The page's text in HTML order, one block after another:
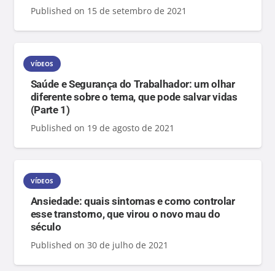
Published on 15 de setembro de 2021
VÍDEOS
Saúde e Segurança do Trabalhador: um olhar
diferente sobre o tema, que pode salvar vidas
(Parte 1)
Published on 19 de agosto de 2021
VÍDEOS
Ansiedade: quais sintomas e como controlar
esse transtorno, que virou o novo mau do
século
Published on 30 de julho de 2021